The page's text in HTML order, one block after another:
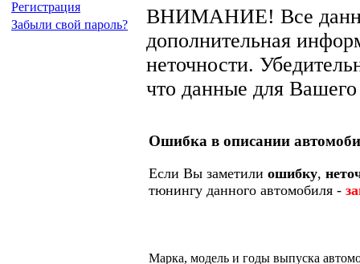
Регистрация
Забыли свой пароль?
ВНИМАНИЕ! Все
дополнительная
неточности.
что данные для
Ошибка в описании
Если Вы заметили ошибку,
тюнингу данного автомобиля -
Марка, модель и годы выпуска